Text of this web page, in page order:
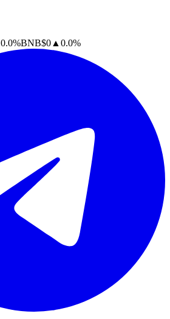
0.0%BNB$0 ▲ 0.0%